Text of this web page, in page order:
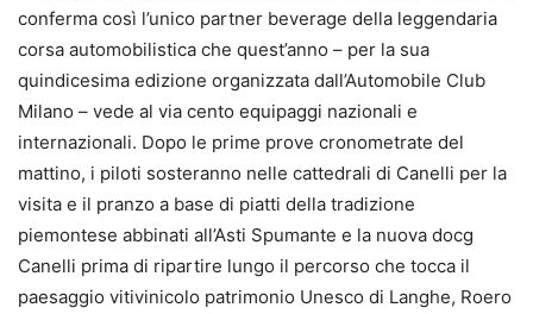
conferma così l’unico partner beverage della leggendaria
corsa automobilistica che quest’anno – per la sua
quindicesima edizione organizzata dall’Automobile Club
Milano – vede al via cento equipaggi nazionali e
internazionali. Dopo le prime prove cronometrate del
mattino, i piloti sosteranno nelle cattedrali di Canelli per la
visita e il pranzo a base di piatti della tradizione
piemontese abbinati all’Asti Spumante e la nuova docg
Canelli prima di ripartire lungo il percorso che tocca il
paesaggio vitivinicolo patrimonio Unesco di Langhe, Roero